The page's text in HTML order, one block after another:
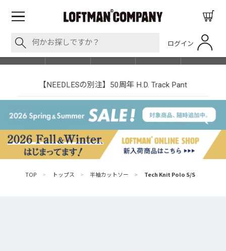
ログイン
SHOP LIST
【NEEDLESの別注】50周年 H.D. Track Pant
TOP > トップス > 半袖カットソー > Tech Knit Polo S/S